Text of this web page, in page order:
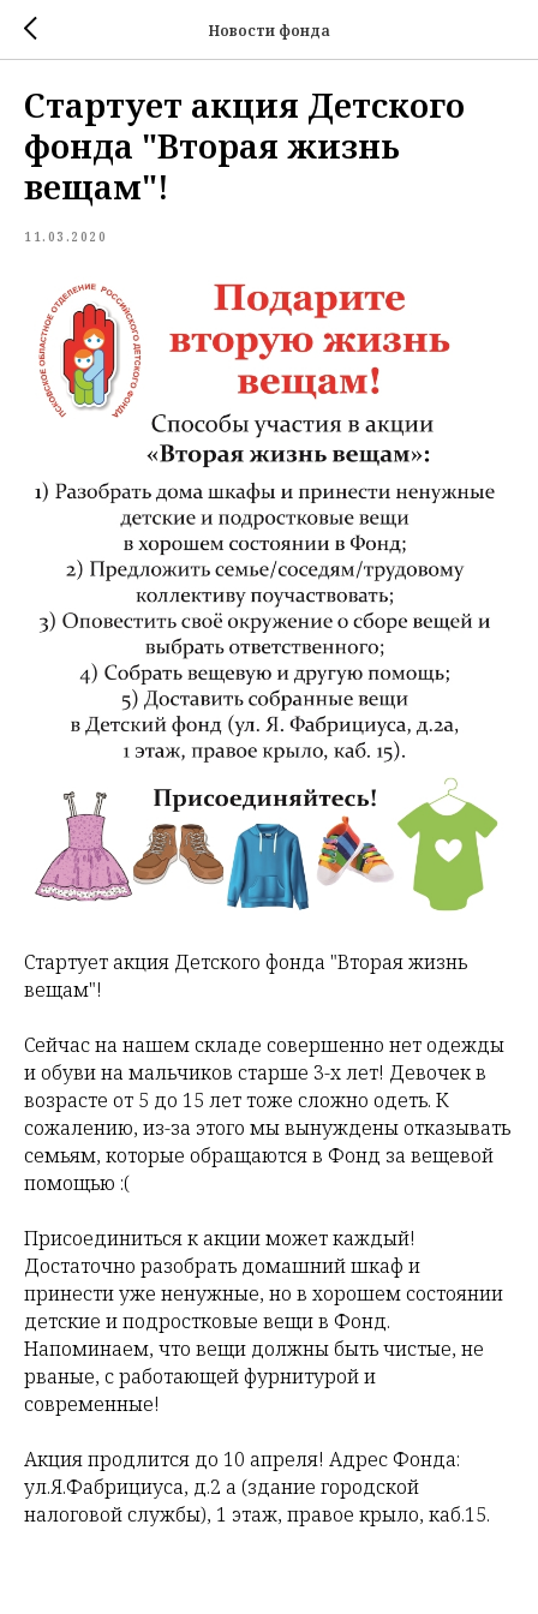
Новости фонда
Стартует акция Детского
фонда "Вторая жизнь
вещам"!
11.03.2020
Стартует акция Детского фонда "Вторая жизнь
вещам"!
Сейчас на нашем складе совершенно нет одежды
и обуви на мальчиков старше 3-х лет! Девочек в
возрасте от 5 до 15 лет тоже сложно одеть. К
сожалению, из-за этого мы вынуждены отказывать
семьям, которые обращаются в Фонд за вещевой
помощью :(
Присоединиться к акции может каждый!
Достаточно разобрать домашний шкаф и
принести уже ненужные, но в хорошем состоянии
детские и подростковые вещи в Фонд.
Напоминаем, что вещи должны быть чистые, не
рваные, с работающей фурнитурой и
современные!
Акция продлится до 10 апреля! Адрес Фонда:
ул.Я.Фабрициуса, д.2 а (здание городской
налоговой службы), 1 этаж, правое крыло, каб.15.